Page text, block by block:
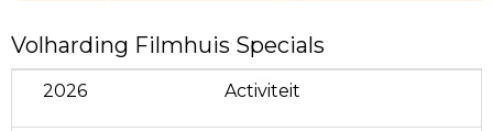
Volharding Filmhuis Specials
2026 Activiteit